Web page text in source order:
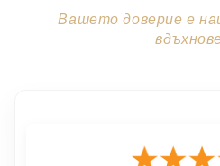
Вашето доверие е